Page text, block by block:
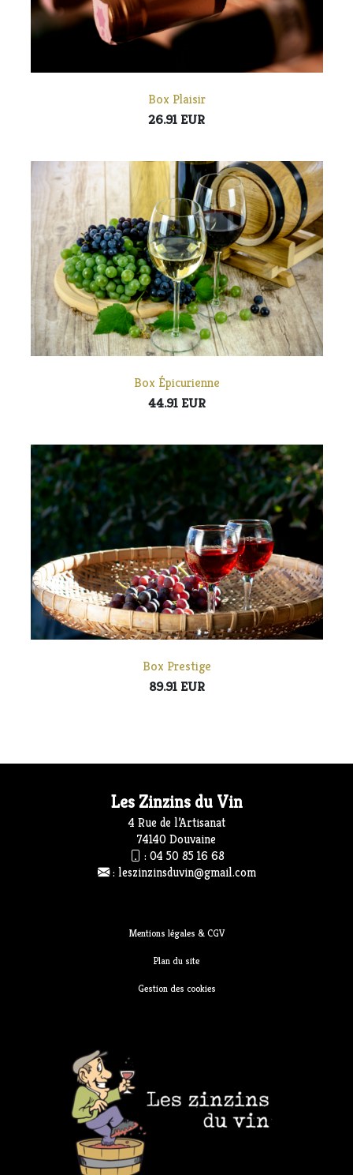
Box Plaisir
26.91 EUR
Box Épicurienne
44.91 EUR
Box Prestige
89.91 EUR
Les Zinzins du Vin
4 Rue de l’Artisanat
74140 Douvaine
: 04 50 85 16 68
: leszinzinsduvin@gmail.com
Mentions légales & CGV
Plan du site
Gestion des cookies